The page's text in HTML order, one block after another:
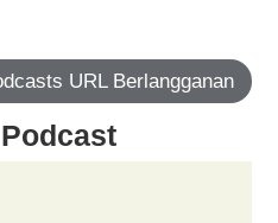
URL Berlangganan